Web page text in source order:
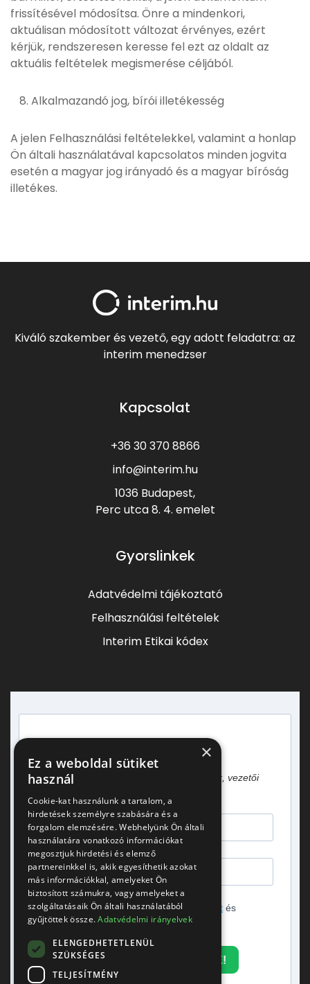
frissítésével módosítsa. Önre a mindenkori,
aktuálisan módosított változat érvényes, ezért
kérjük, rendszeresen keresse fel ezt az oldalt az
aktuális feltételek megismerése céljából.
Alkalmazandó jog, bírói illetékesség
A jelen Felhasználási feltételekkel, valamint a honlap
Ön általi használatával kapcsolatos minden jogvita
esetén a magyar jog irányadó és a magyar bíróság
illetékes.
Kiváló szakember és vezető, egy adott feladatra: az
interim menedzser
Kapcsolat
+36 30 370 8866
info@interim.hu
1036 Budapest,
Perc utca 8. 4. emelet
Gyorslinkek
Adatvédelmi tájékoztató
Felhasználási feltételek
Interim Etikai kódex
Gyakorlati tapasztalatok, esettanulmányok, vezetői
Elfogadom azadatvédelmi tájékoztatót és
hozzájárulok a hírlevél küldéséhez.
FELIRATKOZOM A HÍRLEVÉLRE!
×
Ez a weboldal sütiket
használ
Cookie-kat használunk a tartalom, a
hirdetések személyre szabására és a
forgalom elemzésére. Webhelyünk Ön általi
használatára vonatkozó információkat
megosztjuk hirdetési és elemző
partnereinkkel is, akik egyesíthetik azokat
más információkkal, amelyeket Ön
biztosított számukra, vagy amelyeket a
szolgáltatásaik Ön általi használatából
gyűjtöttek össze.Adatvédelmi irányelvek
ELENGEDHETETLENÜL
SZÜKSÉGES
TELJESÍTMÉNY